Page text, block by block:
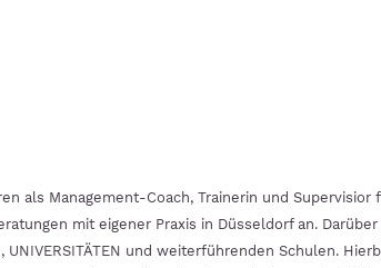
als Management-Coach, Trainerin und
mit eigener Praxis in Düsseldorf an.
und weiterführenden Schulen.